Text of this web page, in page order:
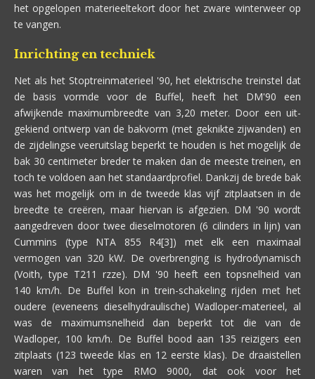
het opgelopen materieeltekort door het zware winterweer op
te vangen.
Inrichting en techniek
Net als het Stoptreinmaterieel '90, het elektrische treinstel dat
de basis vormde voor de Buffel, heeft het DM'90 een
afwijkende maximumbreedte van 3,20 meter. Door een uit-
gekiend ontwerp van de bakvorm (met geknikte zijwanden) en
de zijdelingse veeruitslag beperkt te houden is het mogelijk de
bak 30 centimeter breder te maken dan de meeste treinen, en
toch te voldoen aan het standaardprofiel. Dankzij de brede bak
was het mogelijk om in de tweede klas vijf zitplaatsen in de
breedte te creëren, maar hiervan is afgezien. DM '90 wordt
aangedreven door twee dieselmotoren (6 cilinders in lijn) van
Cummins (type NTA 855 R4[3]) met elk een maximaal
vermogen van 320 kW. De overbrenging is hydrodynamisch
(Voith, type T211 rzze). DM '90 heeft een topsnelheid van
140 km/h. De Buffel kon in trein-schakeling rijden met het
oudere (eveneens dieselhydraulische) Wadloper-materieel, al
was de maximumsnelheid dan beperkt tot die van de
Wadloper, 100 km/h. De Buffel bood aan 135 reizigers een
zitplaats (123 tweede klas en 12 eerste klas). De draaistellen
waren van het type RMO 9000, dat ook voor het